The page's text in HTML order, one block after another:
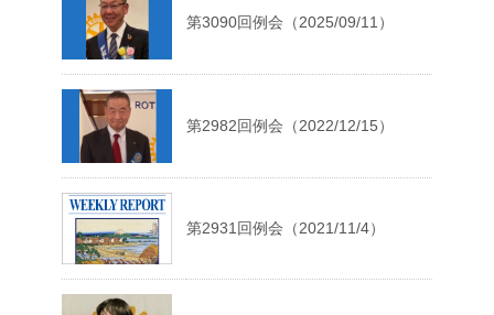
第3090回例会（2025/09/11）
第2982回例会（2022/12/15）
第2931回例会（2021/11/4）